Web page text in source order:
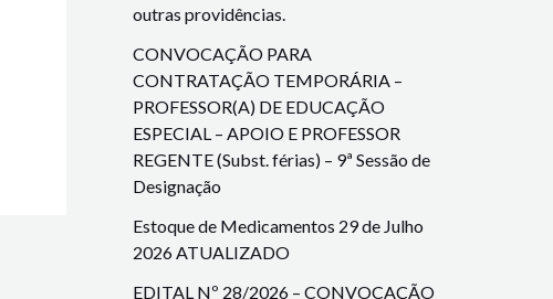
outras providências.
CONVOCAÇÃO PARA
CONTRATAÇÃO TEMPORÁRIA –
PROFESSOR(A) DE EDUCAÇÃO
ESPECIAL – APOIO E PROFESSOR
REGENTE (Subst. férias) – 9ª Sessão de
Designação
Estoque de Medicamentos 29 de Julho
2026 ATUALIZADO
EDITAL Nº 28/2026 – CONVOCAÇÃO